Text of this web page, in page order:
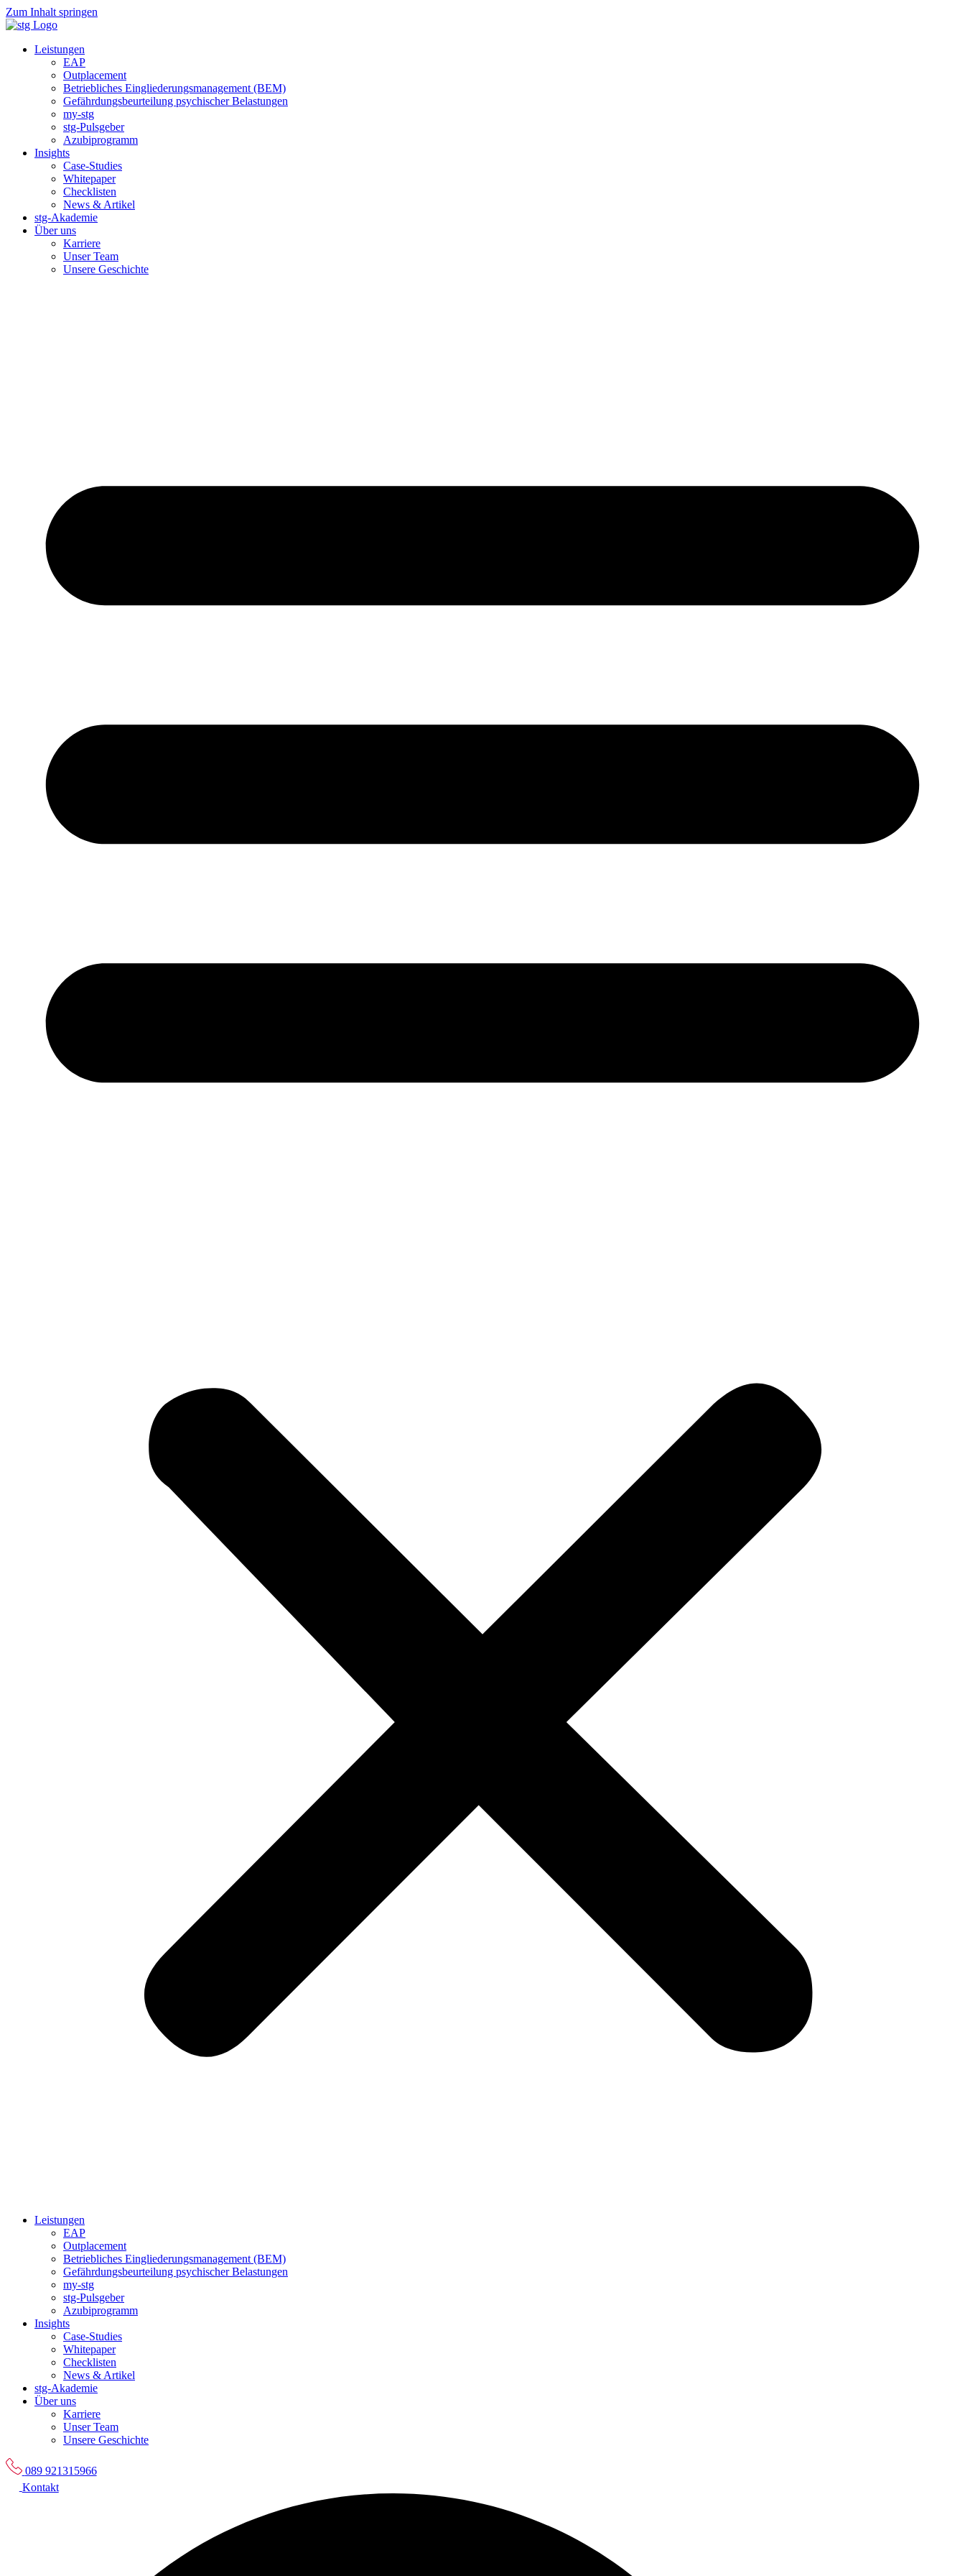
Zum Inhalt springen
Leistungen
EAP
Outplacement
Betriebliches Eingliederungsmanagement (BEM)
Gefährdungsbeurteilung psychischer Belastungen
my-stg
stg-Pulsgeber
Azubiprogramm
Insights
Case-Studies
Whitepaper
Checklisten
News & Artikel
stg-Akademie
Über uns
Karriere
Unser Team
Unsere Geschichte
Leistungen
EAP
Outplacement
Betriebliches Eingliederungsmanagement (BEM)
Gefährdungsbeurteilung psychischer Belastungen
my-stg
stg-Pulsgeber
Azubiprogramm
Insights
Case-Studies
Whitepaper
Checklisten
News & Artikel
stg-Akademie
Über uns
Karriere
Unser Team
Unsere Geschichte
089 921315966
Kontakt